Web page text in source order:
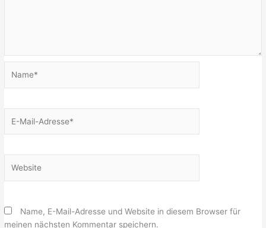
Mail-
Name, E-Mail-Adresse und Website in diesem Browser für
meinen nächsten Kommentar speichern.